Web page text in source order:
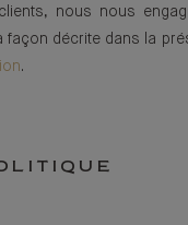
nous nous
façon décrite dans la
.